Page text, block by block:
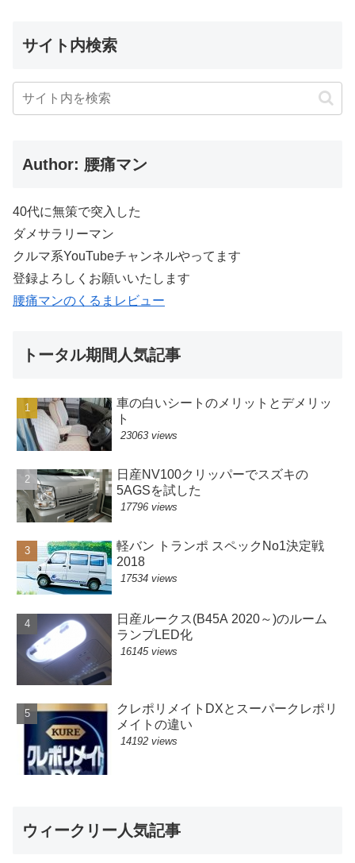
サイト内検索
Author: 腰痛マン
40代に無策で突入した
ダメサラリーマン
クルマ系YouTubeチャンネルやってます
登録よろしくお願いいたします
腰痛マンのくるまレビュー
トータル期間人気記事
車の白いシートのメリットとデメリッ
ト
23063 views
日産NV100クリッパーでスズキの
5AGSを試した
17796 views
軽バン トランポ スペックNo1決定戦
2018
17534 views
日産ルークス(B45A 2020～)のルーム
ランプLED化
16145 views
クレポリメイトDXとスーパークレポリ
メイトの違い
14192 views
ウィークリー人気記事